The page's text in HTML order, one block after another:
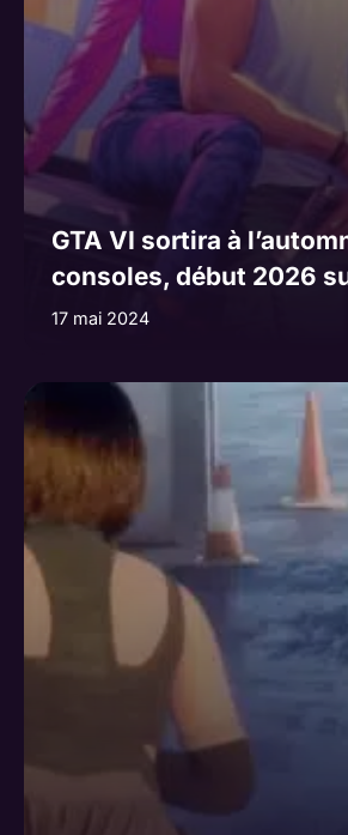
GTA VI sortira à
consoles, début 2026
17 mai 2024